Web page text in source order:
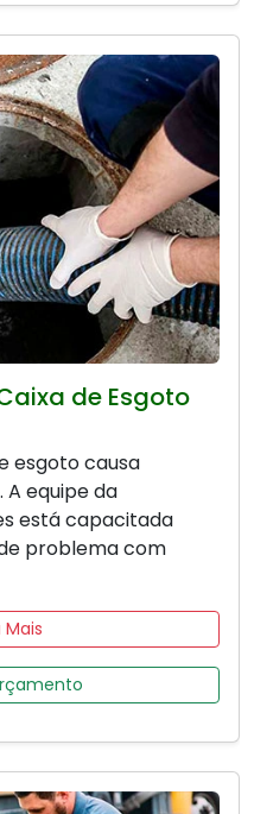
de Esgoto
esgoto causa
equipe da
está capacitada
problema com
Mais